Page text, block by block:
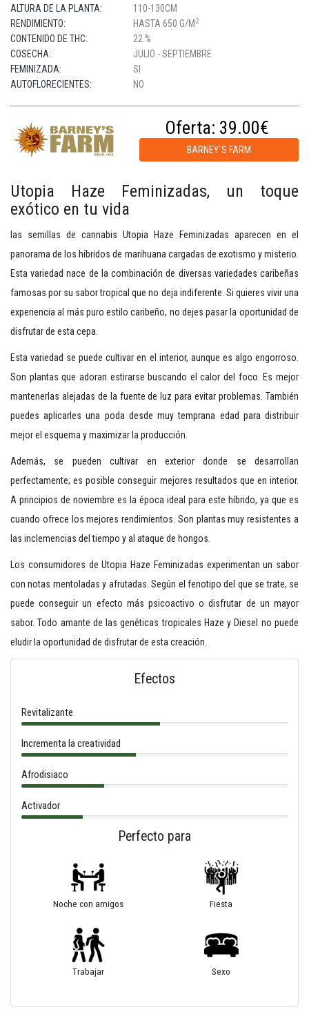
ALTURA DE LA PLANTA:
110-130CM
RENDIMIENTO:
HASTA 650 G/M 2
CONTENIDO DE THC:
22 %
COSECHA:
JULIO - SEPTIEMBRE
FEMINIZADA:
SI
AUTOFLORECIENTES:
NO
Oferta: 39.00€
BARNEY´S FARM
Utopia Haze Feminizadas, un toque
exótico en tu vida
las semillas de cannabis Utopia Haze Feminizadas aparecen en el
panorama de los híbridos de marihuana cargadas de exotismo y misterio.
Esta variedad nace de la combinación de diversas variedades caribeñas
famosas por su sabor tropical que no deja indiferente. Si quieres vivir una
experiencia al más puro estilo caribeño, no dejes pasar la oportunidad de
disfrutar de esta cepa.
Esta variedad se puede cultivar en el interior, aunque es algo engorroso.
Son plantas que adoran estirarse buscando el calor del foco. Es mejor
mantenerlas alejadas de la fuente de luz para evitar problemas. También
puedes aplicarles una poda desde muy temprana edad para distribuir
mejor el esquema y maximizar la producción.
Además, se pueden cultivar en exterior donde se desarrollan
perfectamente; es posible conseguir mejores resultados que en interior.
A principios de noviembre es la época ideal para este híbrido, ya que es
cuando ofrece los mejores rendimientos. Son plantas muy resistentes a
las inclemencias del tiempo y al ataque de hongos.
Los consumidores de Utopia Haze Feminizadas experimentan un sabor
con notas mentoladas y afrutadas. Según el fenotipo del que se trate, se
puede conseguir un efecto más psicoactivo o disfrutar de un mayor
sabor. Todo amante de las genéticas tropicales Haze y Diesel no puede
eludir la oportunidad de disfrutar de esta creación.
Efectos
Revitalizante
Incrementa la creatividad
Afrodisiaco
Activador
Perfecto para
Noche con amigos Fiesta
Trabajar Sexo